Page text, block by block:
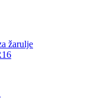
žarulje